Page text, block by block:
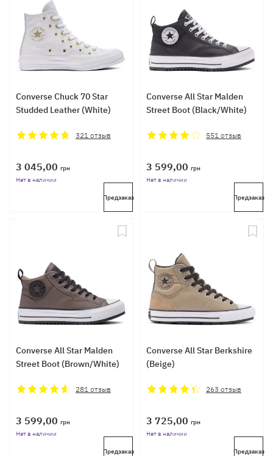
Converse Chuck 70 Star
Studded Leather (White)
321 отзыв
3 045,00 грн
Нет в наличии
Предзаказ
Converse All Star Malden
Street Boot (Black/White)
551 отзыв
3 599,00 грн
Нет в наличии
Предзаказ
Converse All Star Malden
Street Boot (Brown/White)
281 отзыв
3 599,00 грн
Нет в наличии
Предзаказ
Converse All Star Berkshire
(Beige)
263 отзыв
3 725,00 грн
Нет в наличии
Предзаказ